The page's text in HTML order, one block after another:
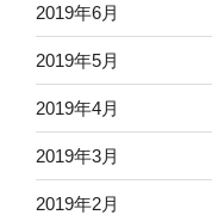
2019年6月
2019年5月
2019年4月
2019年3月
2019年2月